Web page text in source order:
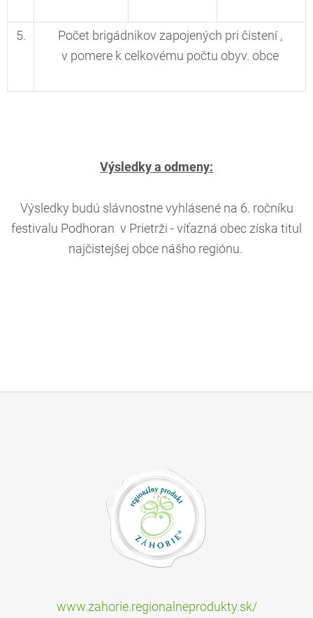
5.
Počet brigádnikov zapojených pri čistení ,
v pomere k celkovému počtu obyv. obce
Výsledky a odmeny:
Výsledky budú slávnostne vyhlásené na 6. ročníku
festivalu Podhoran v Prietrži - víťazná obec získa titul
najčistejšej obce nášho regiónu.
www.zahorie.regionalneprodukty.sk/